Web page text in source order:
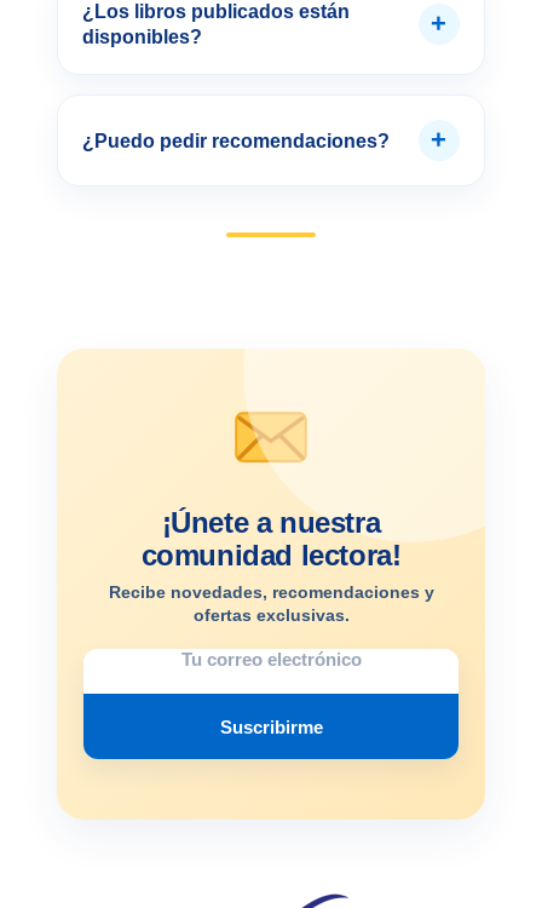
¿Los libros publicados están
disponibles?
+
¿Puedo pedir recomendaciones? +
¡Únete a nuestra
comunidad lectora!
Recibe novedades, recomendaciones y
ofertas exclusivas.
Suscribirme